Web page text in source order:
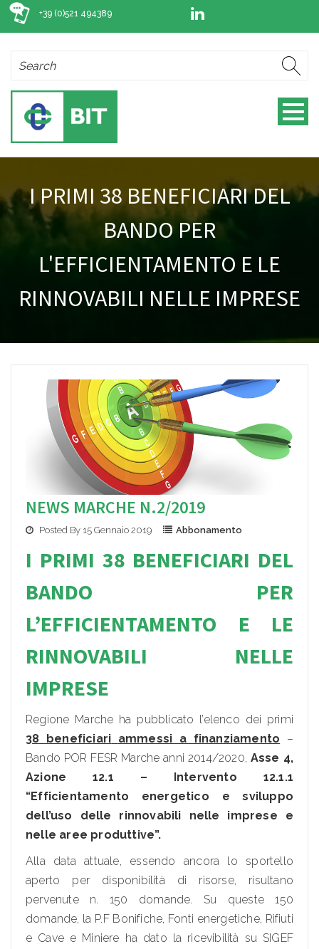
+39 (0)521 494389
I PRIMI 38 BENEFICIARI DEL
BANDO PER
L'EFFICIENTAMENTO E LE
RINNOVABILI NELLE IMPRESE
NEWS MARCHE N.2/2019
Posted By 15 Gennaio 2019 Abbonamento
I PRIMI 38 BENEFICIARI DEL
BANDO PER
L’EFFICIENTAMENTO E LE
RINNOVABILI NELLE
IMPRESE
Regione Marche ha pubblicato l’elenco dei primi
38 beneficiari ammessi a finanziamento –
Bando POR FESR Marche anni 2014/2020, Asse 4,
Azione 12.1 – Intervento 12.1.1
“Efficientamento energetico e sviluppo
dell’uso delle rinnovabili nelle imprese e
nelle aree produttive”.
Alla data attuale, essendo ancora lo sportello
aperto per disponibilità di risorse, risultano
pervenute n. 150 domande. Su queste 150
domande, la P.F Bonifiche, Fonti energetiche, Rifiuti
e Cave e Miniere ha dato la ricevibilità su SIGEF